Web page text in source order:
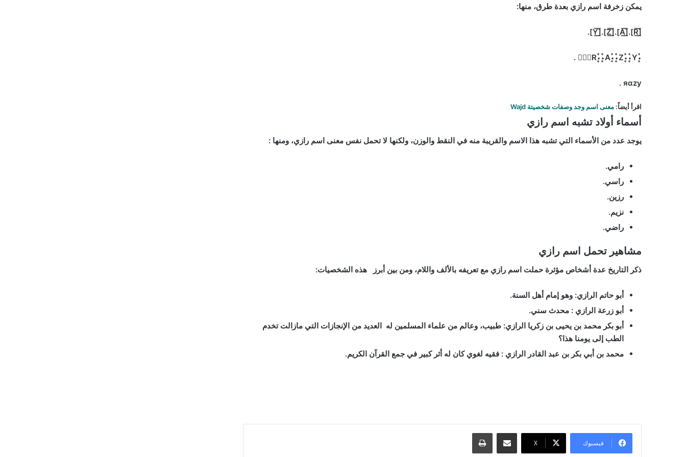
يمكن زخرفة اسم رازي بعدة طرق، منها:
[̲̅R̲̅].[̲̅A̲̅].[̲̅Z̲̅].[̲̅Y̲̅].
۰۪۫R۪۫۰۰۪۫A۪۫۰۰۪۫Z۪۫۰۰۪۫Y۪۫۰ .
яαzy .
اقرأ أيضاً: معنى اسم وجد وصفات شخصيتة Wajd
أسماء أولاد تشبه اسم رازي
يوجد عدد من الأسماء التي تشبه هذا الاسم والقريبة منه في النقط والوزن، ولكنها لا تحمل نفس معنى اسم رازي، ومنها :
رامي.
راسي.
رزين.
نزيم.
راضي.
مشاهير تحمل اسم رازي
ذكر التاريخ عدة أشخاص مؤثرة حملت اسم رازي مع تعريفه بالألف واللام، ومن بين أبرز هذه الشخصيات:
أبو حاتم الرازي: وهو إمام أهل السنة.
أبو زرعة الرازي : محدث سني.
أبو بكر محمد بن يحيى بن زكريا الرازي: طبيب، وعالم من علماء المسلمين له العديد من الإنجازات التي مازالت تخدم
الطب إلى يومنا هذا؟
محمد بن أبي بكر بن عبد القادر الرازي : فقيه لغوي كان له أثر كبير في جمع القرآن الكريم.
فيسبوك ‫X
مشاركة عبر البريد طباعة